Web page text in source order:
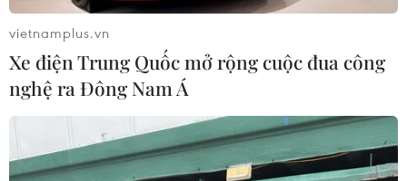
vietnamplus.vn
Xe điện Trung Quốc mở rộng cuộc đua công
nghệ ra Đông Nam Á